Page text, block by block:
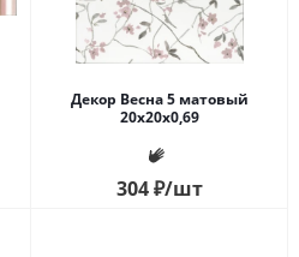
Декор Весна 5 матовый
20x20x0,69
304₽/шт